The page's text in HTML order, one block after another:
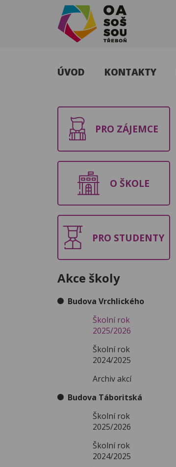
SOU
ÚVOD KONTAKTY
PRO ZÁJEMCE
O ŠKOLE
PRO STUDENTY
Akce školy
Budova Vrchlického
Školní rok
2025/2026
Školní rok
2024/2025
Archiv akcí
Budova Táboritská
Školní rok
2025/2026
Školní rok
2024/2025